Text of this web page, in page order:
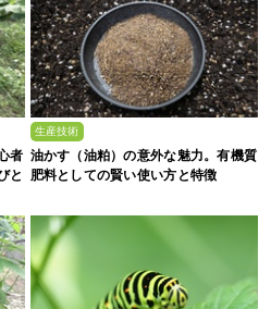
者
と
生産技術
油かす（油粕）の意外な魅力。有機質
肥料としての賢い使い方と特徴